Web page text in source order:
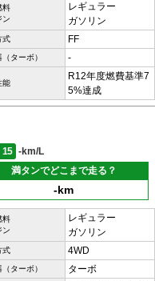
料
ン
レギュラー
ガソリン
式 FF
ターボ） -
能
R12年度燃費基準7
5%達成
15
-km/L
満タンでどこまで走る？
-km
料
ン
レギュラー
ガソリン
式 4WD
ターボ） ターボ